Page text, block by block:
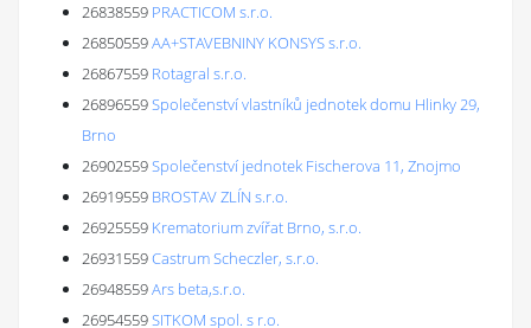
26838559 PRACTICOM s.r.o.
26850559AA+STAVEBNINY KONSYS s.r.o.
26867559 Rotagral s.r.o.
26896559Společenství vlastníků jednotek domu Hlinky 29,
Brno
26902559Společenství jednotek Fischerova 11, Znojmo
26919559 BROSTAV ZLÍN s.r.o.
26925559 Krematorium zvířat Brno, s.r.o.
26931559Castrum Scheczler, s.r.o.
26948559Ars beta,s.r.o.
26954559SITKOM spol. s r.o.